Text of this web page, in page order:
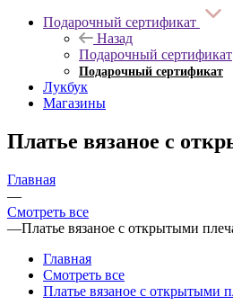
Подарочный сертификат
Назад
Подарочный сертификат
Подарочный сертификат
Лукбук
Магазины
Платье вязаное с
Главная
—
Смотреть все
—Платье вязаное с открытыми
Главная
Смотреть все
Платье вязаное с открытыми